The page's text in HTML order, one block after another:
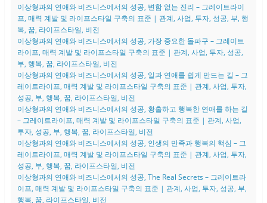
이상형과의 연애와 비즈니스에서의 성공, 변함 없는 진리 – 그레이트라이
프, 매력 계발 및 라이프스타일 구축의 표준 | 관계, 사업, 투자, 성공, 부, 행
복, 꿈, 라이프스타일, 비전
이상형과의 연애와 비즈니스에서의 성공, 가장 중요한 돌파구 – 그레이트
라이프, 매력 계발 및 라이프스타일 구축의 표준 | 관계, 사업, 투자, 성공,
부, 행복, 꿈, 라이프스타일, 비전
이상형과의 연애와 비즈니스에서의 성공, 일과 연애를 쉽게 만드는 길 – 그
레이트라이프, 매력 계발 및 라이프스타일 구축의 표준 | 관계, 사업, 투자,
성공, 부, 행복, 꿈, 라이프스타일, 비전
이상형과의 연애와 비즈니스에서의 성공, 황홀하고 행복한 연애를 하는 길
– 그레이트라이프, 매력 계발 및 라이프스타일 구축의 표준 | 관계, 사업,
투자, 성공, 부, 행복, 꿈, 라이프스타일, 비전
이상형과의 연애와 비즈니스에서의 성공, 인생의 만족과 행복의 핵심 – 그
레이트라이프, 매력 계발 및 라이프스타일 구축의 표준 | 관계, 사업, 투자,
성공, 부, 행복, 꿈, 라이프스타일, 비전
이상형과의 연애와 비즈니스에서의 성공, The Real Secrets – 그레이트라
이프, 매력 계발 및 라이프스타일 구축의 표준 | 관계, 사업, 투자, 성공, 부,
행복, 꿈, 라이프스타일, 비전